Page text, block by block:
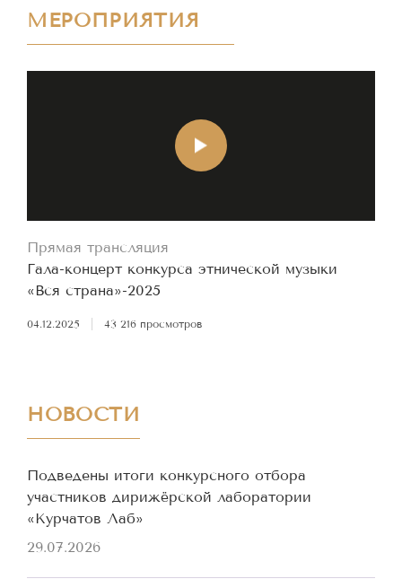
МЕРОПРИЯТИЯ
Прямая трансляция
Гала-концерт конкурса этнической музыки
«Вся страна»-2025
04.12.2025 43 216 просмотров
НОВОСТИ
Подведены итоги конкурсного отбора
участников дирижёрской лаборатории
«Курчатов Лаб»
29.07.2026